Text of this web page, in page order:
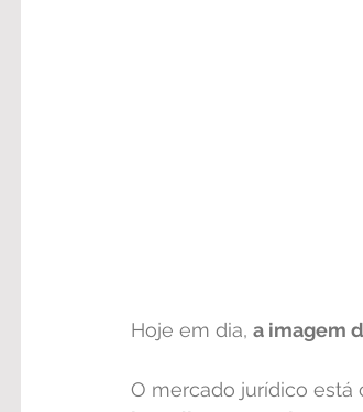
Hoje em dia, a imagem
O mercado jurídico está